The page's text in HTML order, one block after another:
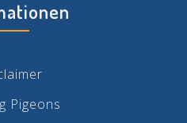
Pigeons